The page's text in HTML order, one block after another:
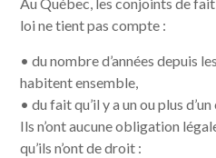
Au Québec, les conjoints de fait
loi ne tient pas compte :
• du nombre d’années depuis
habitent ensemble,
• du fait qu’il y a un ou plus
Ils n’ont aucune obligation
qu’ils n’ont de droit :